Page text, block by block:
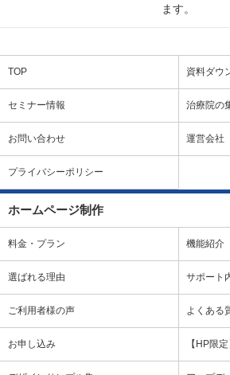
ます。
TOP 資料ダウ
セミナー情報 治療院の
お問い合わせ 運営会社
プライバシーポリシー
ホームページ制作
料金・プラン 機能紹介
選ばれる理由 サポート
ご利用者様の声 よくある
お申し込み 【HP限